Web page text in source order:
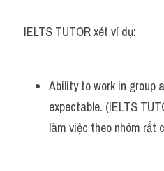
Speaking
Reading
Vocabulary
IELTS TUTOR xét ví dụ:
Ability to work in group
expectable. (IELTS
làm việc theo nhóm rất